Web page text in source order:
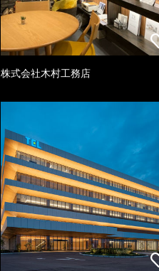
株式会社木村工務店